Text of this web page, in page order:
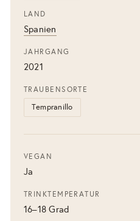
LAND
Spanien
JAHRGANG
2021
TRAUBENSORTE
Tempranillo
VEGAN
Ja
TRINKTEMPERATUR
16–18 Grad